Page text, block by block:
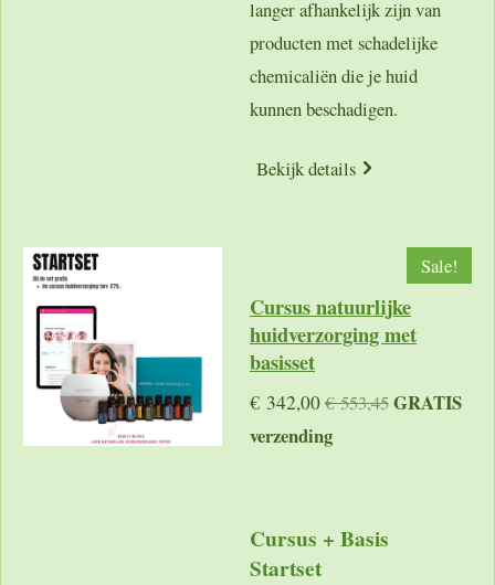
langer afhankelijk zijn van
producten met schadelijke
chemicaliën die je huid
kunnen beschadigen.
Bekijk details
Sale!
Cursus natuurlijke
huidverzorging met
basisset
€ 342,00€ 553,45GRATIS
verzending
Cursus + Basis
Startset